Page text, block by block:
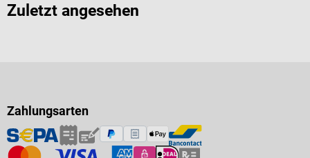
Zuletzt angesehen
Zahlungsarten